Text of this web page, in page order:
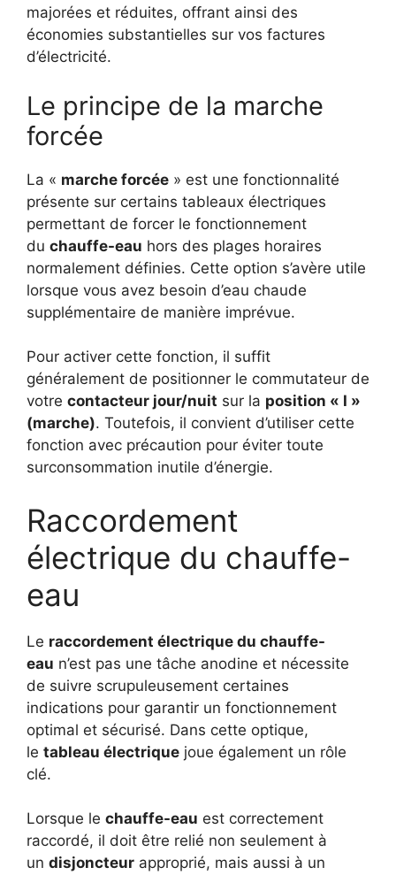
majorées et réduites, offrant ainsi des
économies substantielles sur vos factures
d’électricité.
Le principe de la marche
forcée
La « marche forcée » est une fonctionnalité
présente sur certains tableaux électriques
permettant de forcer le fonctionnement
du chauffe-eau hors des plages horaires
normalement définies. Cette option s’avère utile
lorsque vous avez besoin d’eau chaude
supplémentaire de manière imprévue.
Pour activer cette fonction, il suffit
généralement de positionner le commutateur de
votre contacteur jour/nuit sur la position « I »
(marche). Toutefois, il convient d’utiliser cette
fonction avec précaution pour éviter toute
surconsommation inutile d’énergie.
Raccordement
électrique du chauffe-
eau
Le raccordement électrique du chauffe-
eau n’est pas une tâche anodine et nécessite
de suivre scrupuleusement certaines
indications pour garantir un fonctionnement
optimal et sécurisé. Dans cette optique,
le tableau électrique joue également un rôle
clé.
Lorsque le chauffe-eau est correctement
raccordé, il doit être relié non seulement à
un disjoncteur approprié, mais aussi à un